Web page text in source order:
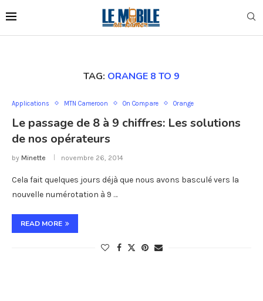
TAG: ORANGE 8 TO 9
Applications MTN Cameroon On Compare Orange
Le passage de 8 à 9 chiffres: Les solutions
de nos opérateurs
by Minette novembre 26, 2014
Cela fait quelques jours déjà que nous avons basculé vers la
nouvelle numérotation à 9 …
READ MORE